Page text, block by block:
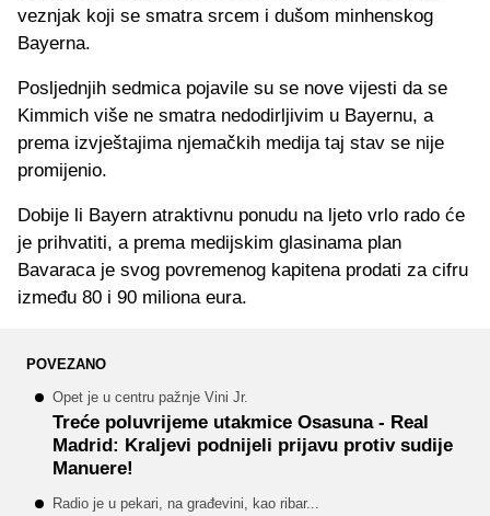
veznjak koji se smatra srcem i dušom minhenskog
Bayerna.
Posljednjih sedmica pojavile su se nove vijesti da se
Kimmich više ne smatra nedodirljivim u Bayernu, a
prema izvještajima njemačkih medija taj stav se nije
promijenio.
Dobije li Bayern atraktivnu ponudu na ljeto vrlo rado će
je prihvatiti, a prema medijskim glasinama plan
Bavaraca je svog povremenog kapitena prodati za cifru
između 80 i 90 miliona eura.
POVEZANO
Opet je u centru pažnje Vini Jr.
Treće poluvrijeme utakmice Osasuna - Real
Madrid: Kraljevi podnijeli prijavu protiv sudije
Manuere!
Radio je u pekari, na građevini, kao ribar...